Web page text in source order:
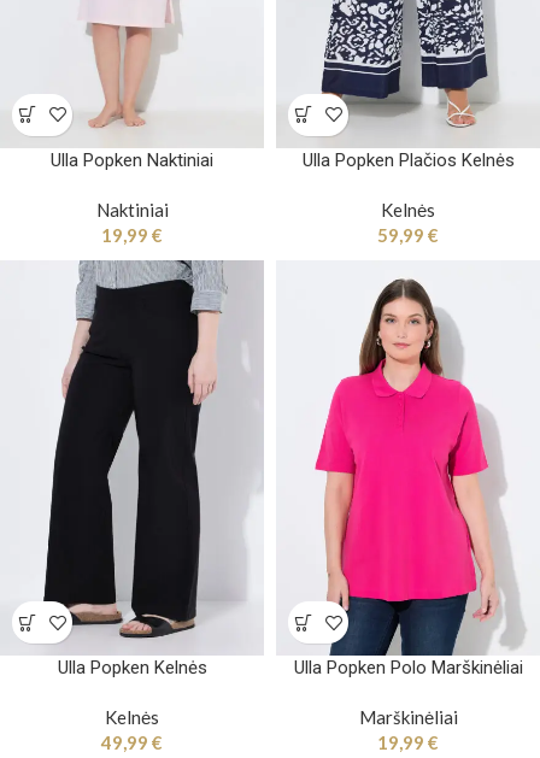
Ulla Popken Naktiniai
Naktiniai
19,99 €
Ulla Popken Plačios Kelnės
Kelnės
59,99 €
Ulla Popken Kelnės
Kelnės
49,99 €
Ulla Popken Polo Marškinėliai
Marškinėliai
19,99 €